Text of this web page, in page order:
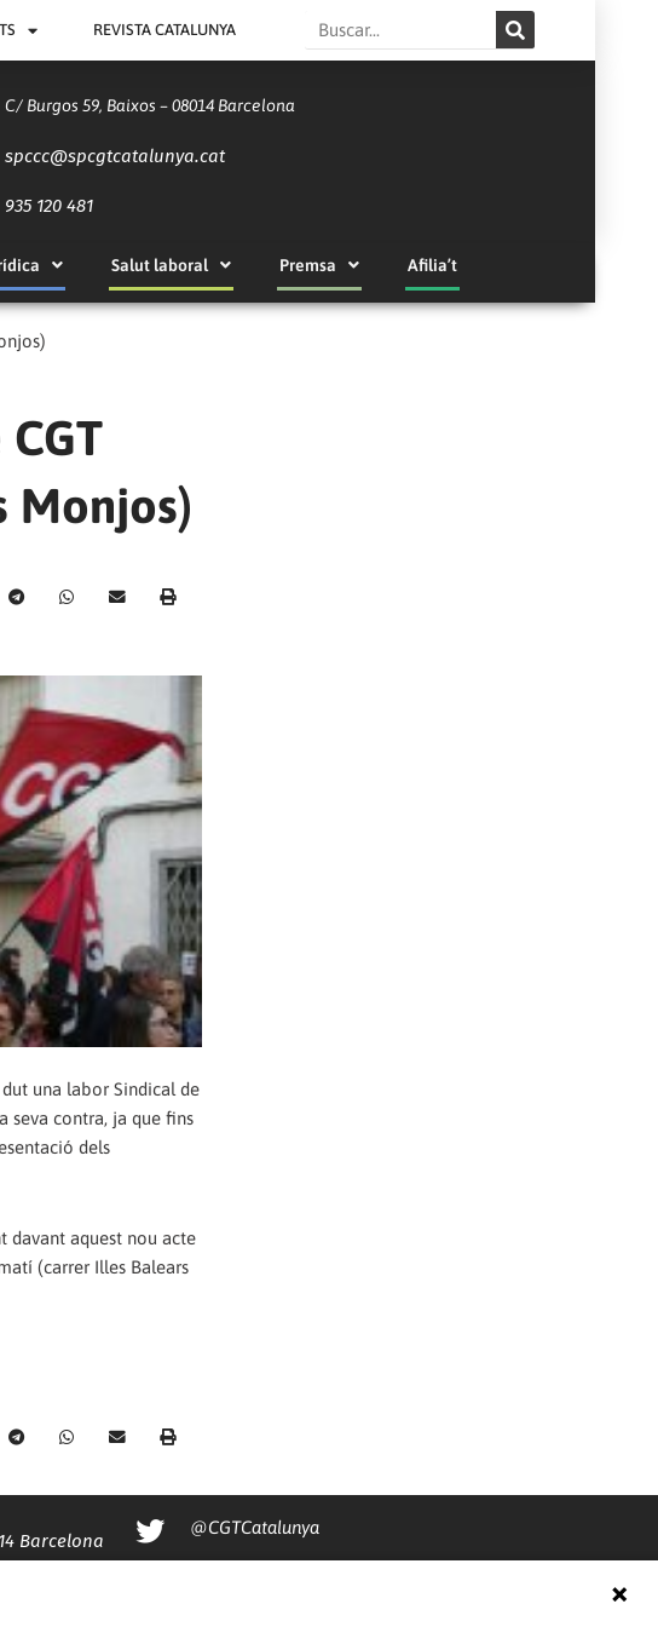
REVISTA CATALUNYA Search
C/ Burgos 59, Baixos – 08014 Barcelona
spccc@spcgtcatalunya.cat
935 120 481
Salut laboral Premsa Afilia’t
Monjos)
dut una labor Sindical de
seva contra, ja que fins
dels
davant aquest nou acte
(carrer Illes Balears
Barcelona
@CGTCatalunya